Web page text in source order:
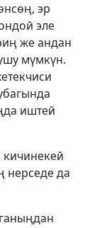
эр
эле
же андан
мүмкүн.
иштей
нерседе да